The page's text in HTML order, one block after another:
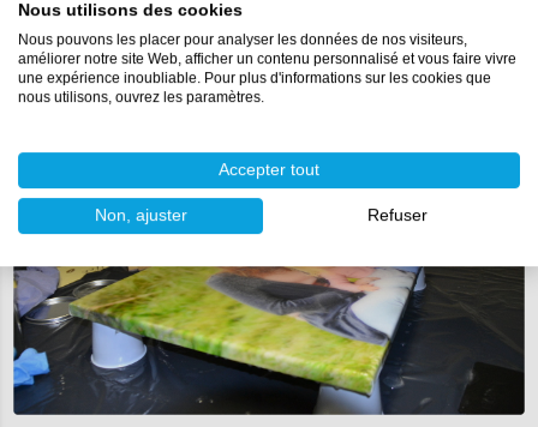
un point du brûleur car la résine deviendra trop chaude et vous le
verrez au final.
Nous utilisons des cookies
Nous pouvons les placer pour analyser les données de nos visiteurs,
améliorer notre site Web, afficher un contenu personnalisé et vous faire vivre
une expérience inoubliable. Pour plus d'informations sur les cookies que
nous utilisons, ouvrez les paramètres.
Accepter tout
Non, ajuster Refuser